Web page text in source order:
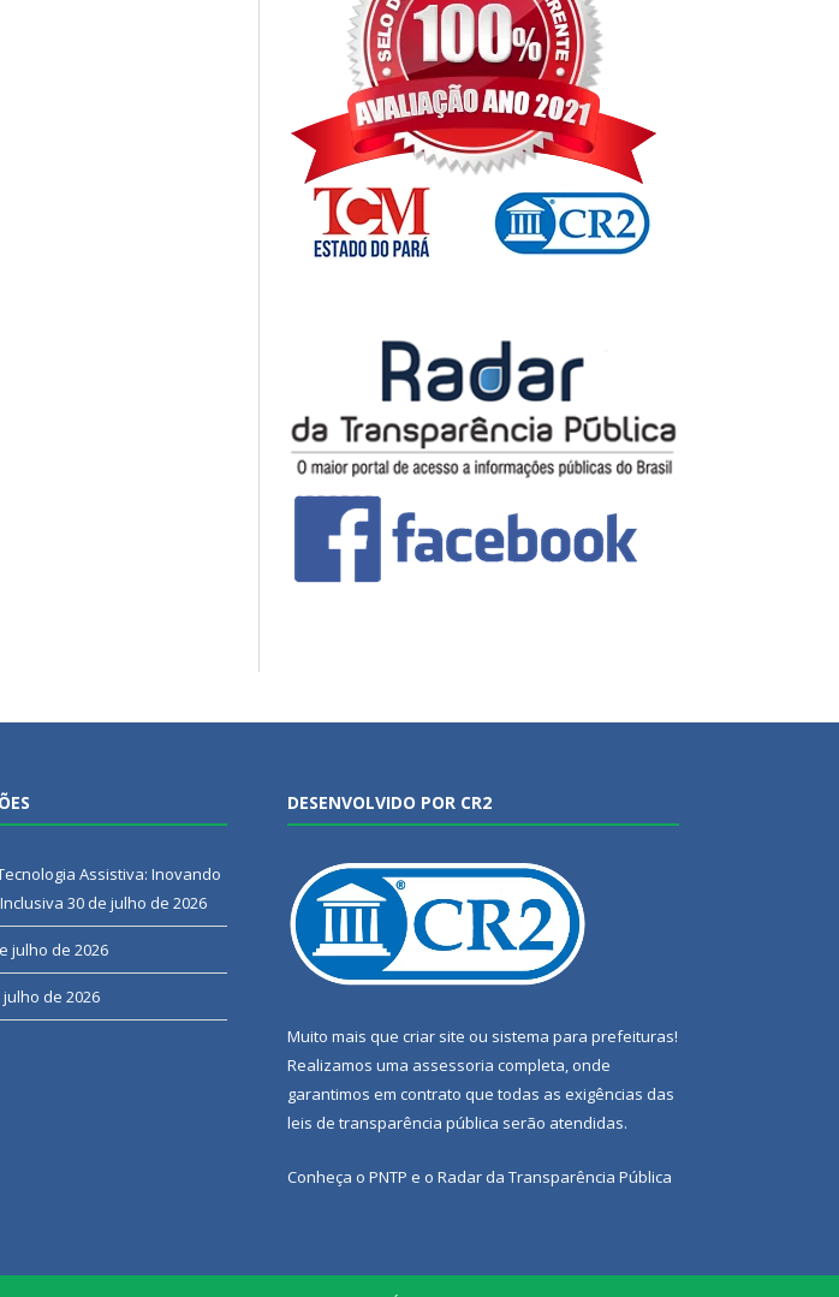
Assistiva: Inovando
30 de julho de 2026
julho de 2026
julho de 2026
DESENVOLVIDO POR CR2
Muito mais que criar site ou sistema para prefeituras!
Realizamos uma assessoria completa, onde
garantimos em contrato que todas as exigências das
leis de transparência pública serão atendidas.
Conheça o PNTP e o Radar da Transparência Pública